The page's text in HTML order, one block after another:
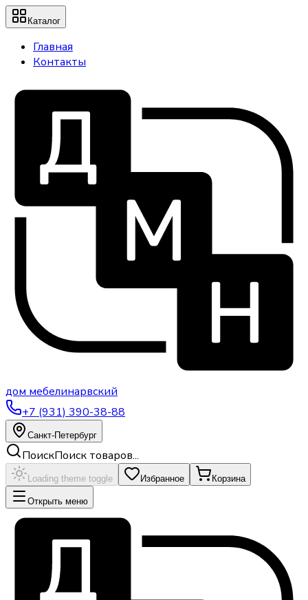
Каталог
Главная
Контакты
дом мебелинарвский
+7 (931) 390-38-88
Санкт-Петербург
ПоискПоиск товаров...
Loading theme toggle Избранное Корзина
Открыть меню